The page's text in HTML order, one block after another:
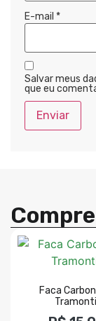
E-mail *
Salvar meus
que eu
Faca